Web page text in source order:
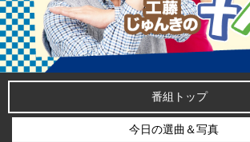
番組トップ
今日の選曲＆写真